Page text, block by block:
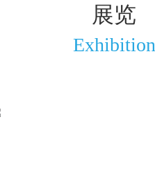
展览
Exhibition